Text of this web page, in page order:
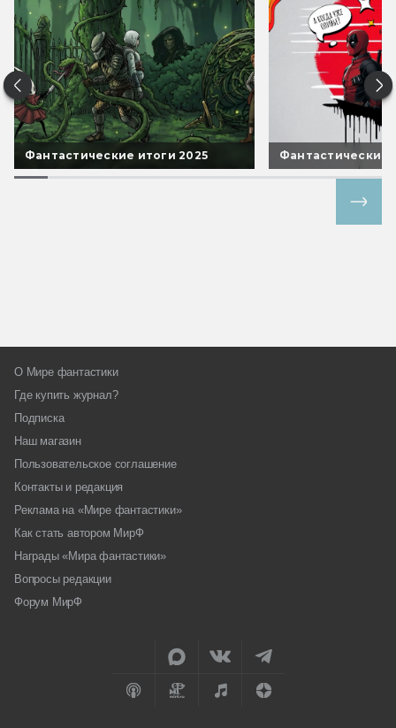
Фантастические итоги 2025 Фантастические
О Мире фантастики
Где купить журнал?
Подписка
Наш магазин
Пользовательское соглашение
Контакты и редакция
Реклама на «Мире фантастики»
Как стать автором МирФ
Награды «Мира фантастики»
Вопросы редакции
Форум МирФ